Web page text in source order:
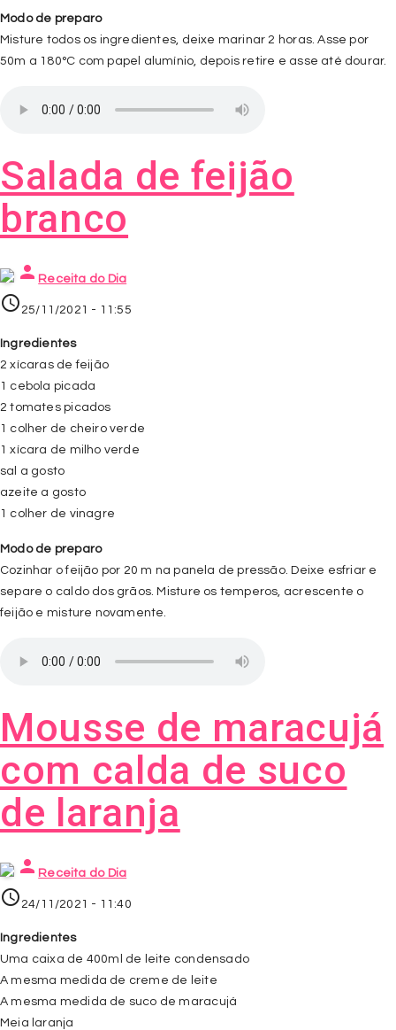
Modo de preparo
Misture todos os ingredientes, deixe marinar 2 horas. Asse por
50m a 180°C com papel alumínio, depois retire e asse até dourar.
Salada de feijão
branco
person Receita do Dia
access_time 25/11/2021 - 11:55
Ingredientes
2 xícaras de feijão
1 cebola picada
2 tomates picados
1 colher de cheiro verde
1 xícara de milho verde
sal a gosto
azeite a gosto
1 colher de vinagre
Modo de preparo
Cozinhar o feijão por 20 m na panela de pressão. Deixe esfriar e
separe o caldo dos grãos. Misture os temperos, acrescente o
feijão e misture novamente.
Mousse de maracujá
com calda de suco
de laranja
person Receita do Dia
access_time 24/11/2021 - 11:40
Ingredientes
Uma caixa de 400ml de leite condensado
A mesma medida de creme de leite
A mesma medida de suco de maracujá
Meia laranja